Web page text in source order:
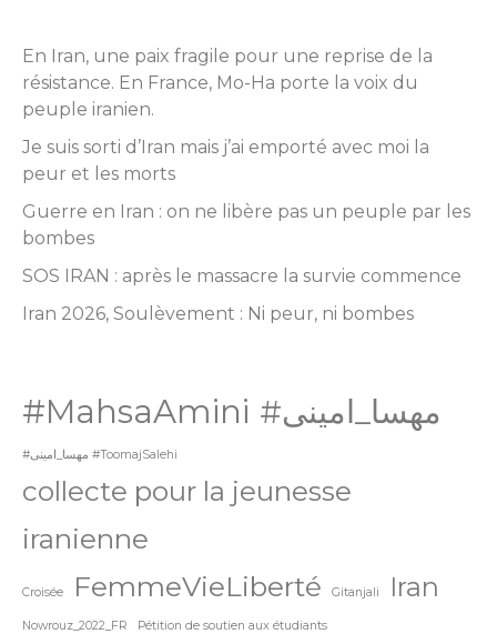
En Iran, une paix fragile pour une reprise de la
résistance. En France, Mo-Ha porte la voix du
peuple iranien.
Je suis sorti d’Iran mais j’ai emporté avec moi la
peur et les morts
Guerre en Iran : on ne libère pas un peuple par les
bombes
SOS IRAN : après le massacre la survie commence
Iran 2026, Soulèvement : Ni peur, ni bombes
#MahsaAmini #مهسا_امینی
#مهسا_امینی #ToomajSalehi
collecte pour la jeunesse
iranienne
Croisée FemmeVieLiberté Gitanjali Iran
Nowrouz_2022_FR Pétition de soutien aux étudiants